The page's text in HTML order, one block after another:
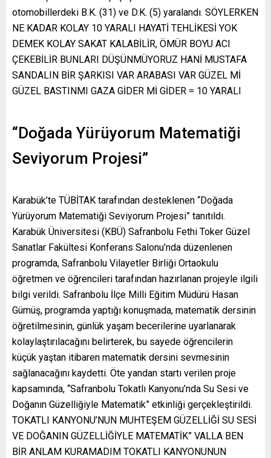
otomobillerdeki B.K. (31) ve D.K. (5) yaralandı. SÖYLERKEN
NE KADAR KOLAY 10 YARALI HAYATİ TEHLİKESİ YOK
DEMEK KOLAY SAKAT KALABİLİR, ÖMÜR BOYU ACI
ÇEKEBİLİR BUNLARI DÜŞÜNMÜYORUZ HANİ MUSTAFA
SANDALIN BİR ŞARKISI VAR ARABASI VAR GÜZEL Mİ
GÜZEL BASTINMI GAZA GİDER Mİ GİDER = 10 YARALI
“Doğada Yürüyorum Matematiği
Seviyorum Projesi”
Karabük’te TÜBİTAK tarafından desteklenen “Doğada
Yürüyorum Matematiği Seviyorum Projesi” tanıtıldı.
Karabük Üniversitesi (KBÜ) Safranbolu Fethi Toker Güzel
Sanatlar Fakültesi Konferans Salonu’nda düzenlenen
programda, Safranbolu Vilayetler Birliği Ortaokulu
öğretmen ve öğrencileri tarafından hazırlanan projeyle ilgili
bilgi verildi. Safranbolu İlçe Milli Eğitim Müdürü Hasan
Gümüş, programda yaptığı konuşmada, matematik dersinin
öğretilmesinin, günlük yaşam becerilerine uyarlanarak
kolaylaştırılacağını belirterek, bu sayede öğrencilerin
küçük yaştan itibaren matematik dersini sevmesinin
sağlanacağını kaydetti. Öte yandan startı verilen proje
kapsamında, “Safranbolu Tokatlı Kanyonu’nda Su Sesi ve
Doğanın Güzelliğiyle Matematik” etkinliği gerçekleştirildi.
TOKATLI KANYONU’NUN MUHTEŞEM GÜZELLİĞİ SU SESİ
VE DOĞANIN GÜZELLİĞİYLE MATEMATİK” VALLA BEN
BİR ANLAM KURAMADIM TOKATLI KANYONUNUN